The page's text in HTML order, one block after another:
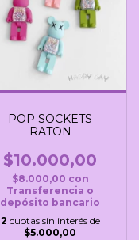
POP SOCKETS
RATON
$10.000,00
$8.000,00 con
Transferencia o
depósito bancario
2 cuotas sin interés de
$5.000,00